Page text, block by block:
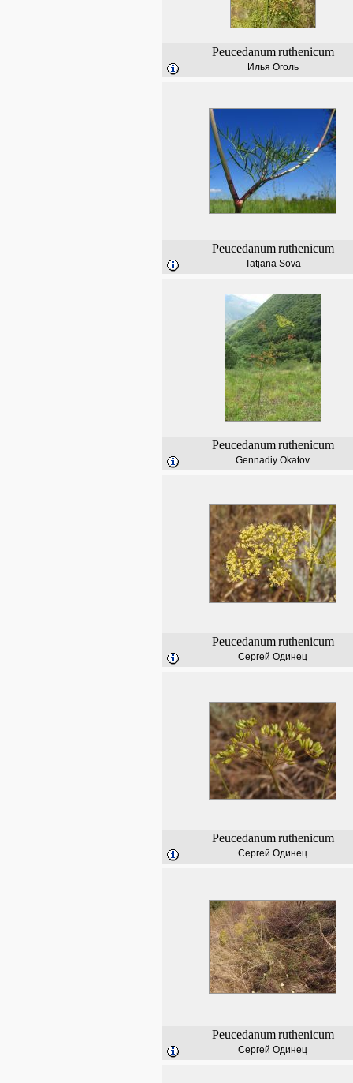
Peucedanum ruthenicum
Илья Оголь
Peucedanum ruthenicum
Tatjana Sova
Peucedanum ruthenicum
Gennadiy Okatov
Peucedanum ruthenicum
Сергей Одинец
Peucedanum ruthenicum
Сергей Одинец
Peucedanum ruthenicum
Сергей Одинец